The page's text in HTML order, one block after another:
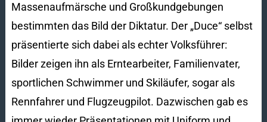
Massenaufmärsche und Großkundgebungen
bestimmten das Bild der Diktatur. Der „Duce“ selbst
präsentierte sich dabei als echter Volksführer:
Bilder zeigen ihn als Erntearbeiter, Familienvater,
sportlichen Schwimmer und Skiläufer, sogar als
Rennfahrer und Flugzeugpilot. Dazwischen gab es